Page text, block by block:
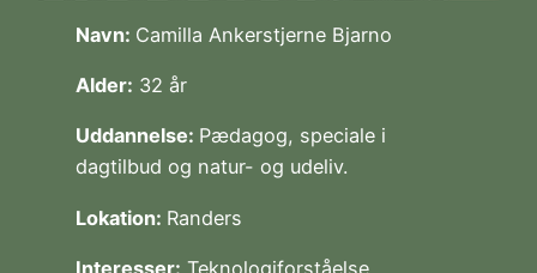
Navn: Camilla Ankerstjerne Bjarno
Alder: 32 år
Uddannelse: Pædagog, speciale i
dagtilbud og natur- og udeliv.
Lokation: Randers
Interesser: Teknologiforståelse,